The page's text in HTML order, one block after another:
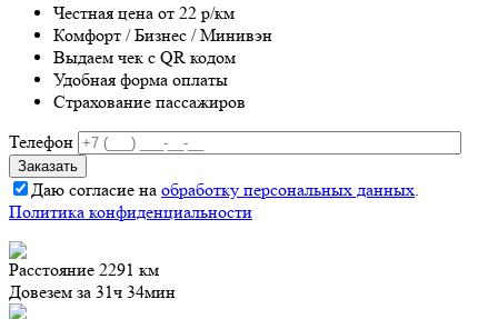
Честная цена от 22 р/км
Комфорт / Бизнес / Минивэн
Выдаем чек с QR кодом
Удобная форма оплаты
Страхование пассажиров
Телефон
Даю согласие на обработку персональных данных.
Политика конфиденциальности
Расстояние 2291 км
Довезем за 31ч 34мин